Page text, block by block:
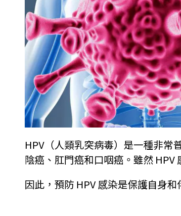
HPV（人類乳突病毒）是一種非常
陰癌、肛門癌和口咽癌。雖然 HPV
因此，預防 HPV 感染是保護自身